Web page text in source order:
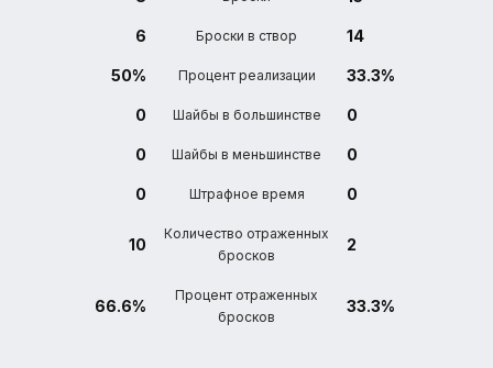
6 Броски в створ 14
50% Процент реализации 33.3%
0 Шайбы в большинстве 0
0 Шайбы в меньшинстве 0
0 Штрафное время 0
10
Количество отраженных
бросков
2
66.6%
Процент отраженных
бросков
33.3%